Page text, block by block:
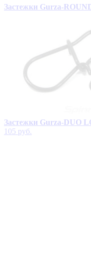
Застежки Gurza-
Застежки Gurza-DUO
105 руб.